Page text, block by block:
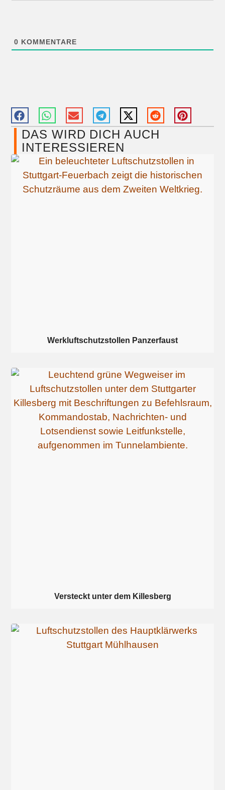
0 KOMMENTARE
DAS WIRD DICH AUCH
INTERESSIEREN​
Werkluftschutzstollen Panzerfaust
Versteckt unter dem Killesberg